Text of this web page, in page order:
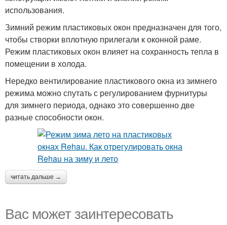
использования.
Зимний режим пластиковых окон предназначен для того,
чтобы створки вплотную прилегали к оконной раме.
Режим пластиковых окон влияет на сохранность тепла в
помещении в холода.
Нередко вентилирование пластикового окна из зимнего
режима можно спутать с регулированием фурнитуры
для зимнего периода, однако это совершенно две
разные способности окон.
читать дальше →
Вас может заинтересовать